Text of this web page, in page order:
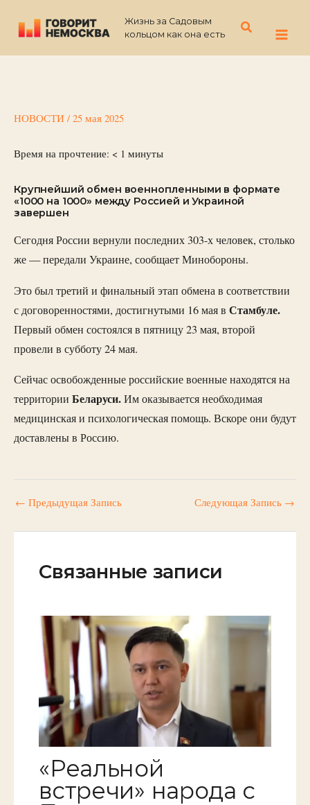
содержимому
Жизнь за Садовым
кольцом как она есть
Поиск
НОВОСТИ / 25 мая 2025
Время на прочтение: < 1 минуты
Крупнейший обмен военнопленными в формате
«1000 на 1000» между Россией и Украиной
завершен
Сегодня России вернули последних 303-х человек, столько
же — передали Украине, сообщает Минобороны.
Это был третий и финальный этап обмена в соответствии
с договоренностями, достигнутыми 16 мая в Стамбуле.
Первый обмен состоялся в пятницу 23 мая, второй
провели в субботу 24 мая.
Сейчас освобожденные российские военные находятся на
территории Беларуси.Им оказывается необходимая
медицинская и психологическая помощь. Вскоре они будут
доставлены в Россию.
← Предыдущая Запись Следующая Запись →
Связанные записи
«Реальной
встречи» народа с